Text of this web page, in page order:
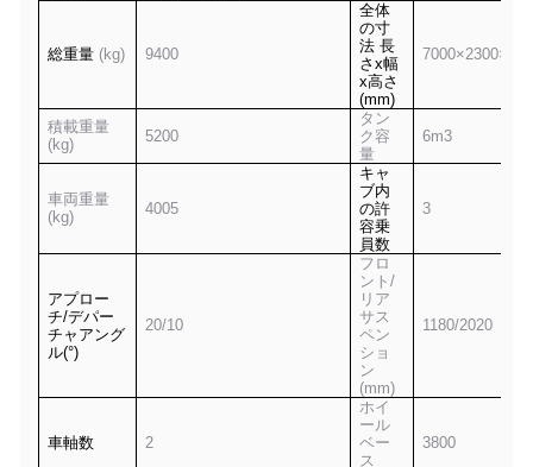
総重量(kg) 9400
全体
の寸
法 長
さx幅
x高さ
(mm)
7000×2300×2
積載重量
(kg)
5200
タン
ク容
量
6m3
車両重量
(kg)
4005
キャ
ブ内
の許
容乗
員数
3
アプロー
チ/デパー
チャアング
ル(°)
20/10
フロ
ント/
リア
サス
ペン
ショ
ン
(mm)
1180/2020
車軸数 2
ホイ
ール
ベー
ス
3800